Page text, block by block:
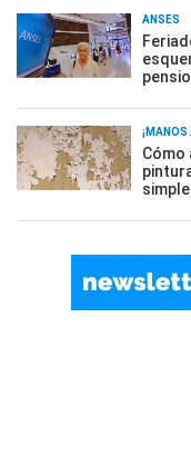
ANSES
¡MANOS
Cómo